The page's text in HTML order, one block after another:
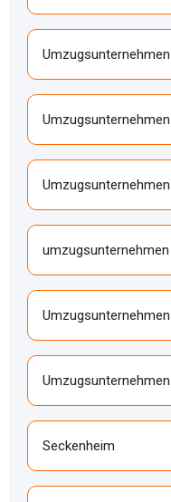
Seckenheim